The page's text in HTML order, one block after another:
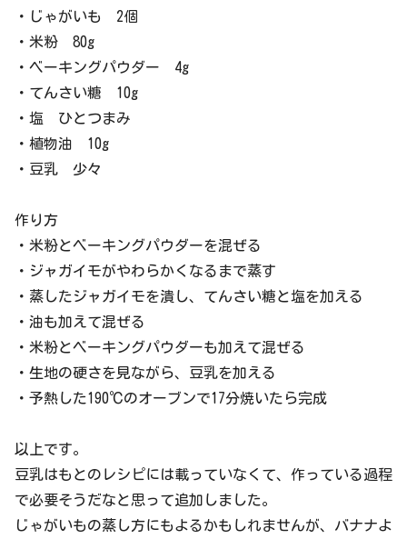
・じゃがいも 2個
・米粉 80g
・ベーキングパウダー 4g
・てんさい糖 10g
・塩 ひとつまみ
・植物油 10g
・豆乳 少々
作り方
・米粉とベーキングパウダーを混ぜる
・ジャガイモがやわらかくなるまで蒸す
・蒸したジャガイモを潰し、てんさい糖と塩を加える
・油も加えて混ぜる
・米粉とベーキングパウダーも加えて混ぜる
・生地の硬さを見ながら、豆乳を加える
・予熱した190℃のオーブンで17分焼いたら完成
以上です。
豆乳はもとのレシピには載っていなくて、作っている過程
で必要そうだなと思って追加しました。
じゃがいもの蒸し方にもよるかもしれませんが、バナナよ